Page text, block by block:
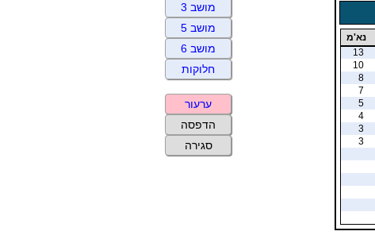
נא'מ
13
10
8
7
5
4
3
3
מושב 3
מושב 5
מושב 6
חלוקות
ערעור
הדפסה
סגירה